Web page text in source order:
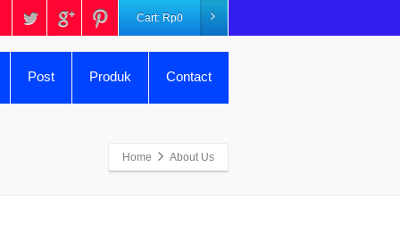
Cart: Rp0
Post Produk Contact
Home About Us